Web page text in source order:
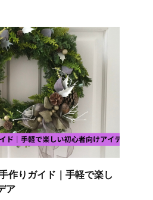
作りガイド｜手軽で楽し
ア